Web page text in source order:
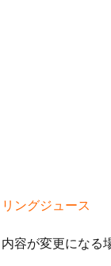
ングジュース
容が変更になる